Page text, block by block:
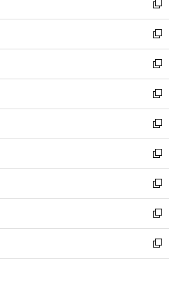
ド
ウ
で
開
く
ィ
ン
ド
ウ
で
開
く
い
ウ
ィ
ン
ド
ウ
で
開
く
新
し
い
ウ
ィ
ン
ド
ウ
で
開
く
新
し
い
ウ
ィ
ン
ド
ウ
で
開
く
新
し
い
ウ
ィ
ン
ド
ウ
で
開
く
新
し
い
ウ
ィ
ン
ド
ウ
で
開
く
新
し
い
ウ
ィ
ン
ド
ウ
で
開
新
し
い
ウ
ィ
ン
ド
ウ
新
し
い
ウ
ィ
ン
新
し
い
ウ
新
し